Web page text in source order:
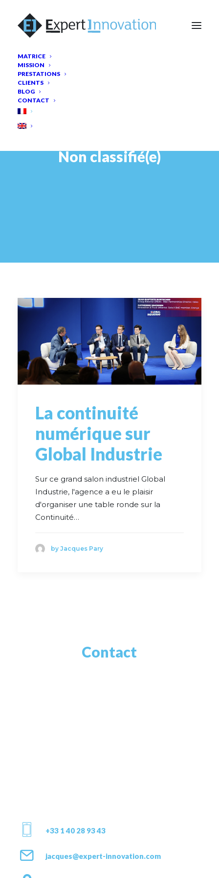
MATRICE
MISSION
PRESTATIONS
CLIENTS
BLOG
CONTACT
Non classifié(e)
La continuité
numérique sur
Global Industrie
Sur ce grand salon industriel Global
Industrie, l'agence a eu le plaisir
d'organiser une table ronde sur la
Continuité…
by Jacques Pary
Contact
+33 1 40 28 93 43
jacques@expert-innovation.com